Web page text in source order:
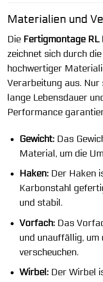
Materialien und
Die Fertigmontage RL
zeichnet sich durch
hochwertiger
Verarbeitung aus. Nur
lange Lebensdauer
Performance
Gewicht:Das
Material, um die
Haken:Der Haken
Karbonstahl
und stabil.
Vorfach:Das
und unauffällig, um
verscheuchen.
Wirbel:Der Wirbel